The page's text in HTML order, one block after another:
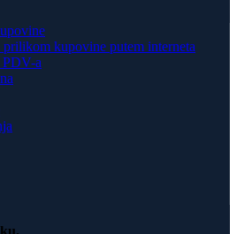
prilikom kupovine putem interneta
PDV-a